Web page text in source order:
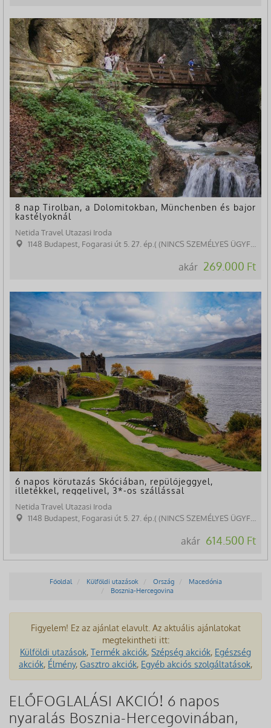
8 nap Tirolban, a Dolomitokban, Münchenben és bajor
kastélyoknál
Netida Travel Utazasi Iroda
1148 Budapest, Fogarasi út 5. 27. ép.( (NINCS SZEMÉLYES ÜGYFÉLFOGADÁS)
akár 269.000 Ft
6 napos körutazás Skóciában, repülőjeggyel,
illetékkel, reggelivel, 3*-os szállással
Netida Travel Utazasi Iroda
1148 Budapest, Fogarasi út 5. 27. ép.( (NINCS SZEMÉLYES ÜGYFÉLFOGADÁS)
akár 614.500 Ft
Főoldal Külföldi utazások Ország
Macedónia
Bosznia-Hercegovina
Figyelem! Ez az ajánlat elavult. Az aktuális ajánlatokat
megtekintheti itt:
Külföldi utazások, Termék akciók, Szépség akciók, Egészség
akciók, Élmény, Gasztro akciók, Egyéb akciós szolgáltatások,
ELŐFOGLALÁSI AKCIÓ! 6 napos
nyaralás Bosznia-Hercegovinában,